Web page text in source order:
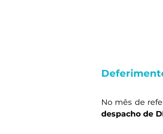
No mês de
despacho de